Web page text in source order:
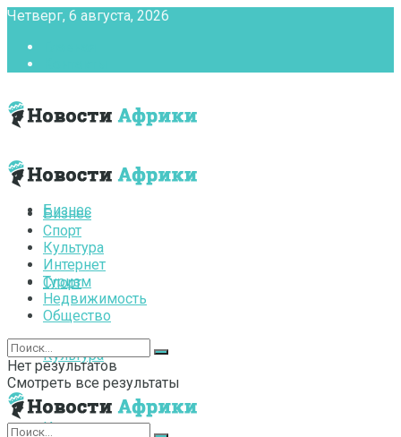
Четверг, 6 августа, 2026
Бизнес
Спорт
Культура
Интернет
Бизнес
Спорт
Культура
Интернет
Туризм
Недвижимость
Общество
Нет результатов
Смотреть все результаты